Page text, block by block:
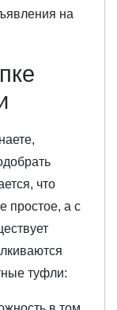
на
что
простое, а с
туфли: